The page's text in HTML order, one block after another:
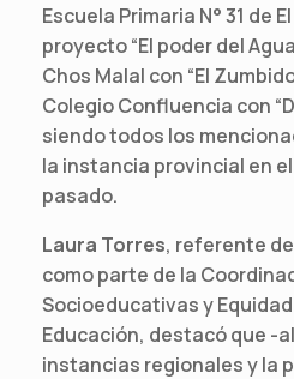
Escuela Primaria N° 31 de
proyecto “El poder del
Chos Malal con “El
Colegio Confluencia con
siendo todos los
la instancia provincial en
pasado.
Laura Torres, referente
como parte de la
Socioeducativas y
Educación, destacó que -
instancias regionales y la